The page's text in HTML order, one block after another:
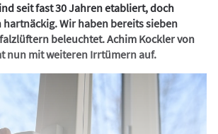
seit fast 30 Jahren etabliert, doch
hartnäckig. Wir haben bereits sieben
beleuchtet. Achim Kockler von
nun mit weiteren Irrtümern auf.